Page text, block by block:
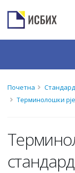
Почетна
Терминолошки